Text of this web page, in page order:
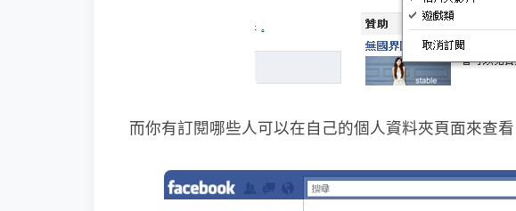
而你有訂閱哪些人可以在自己的個人資料夾頁面來查看